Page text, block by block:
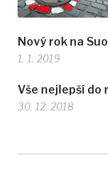
Nový rok na
1. 1. 2019
Vše nejlepší do
30. 12. 2018